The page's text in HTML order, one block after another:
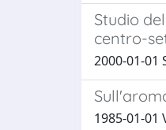
Studio
centro-
2000-01-01
1985-01-01